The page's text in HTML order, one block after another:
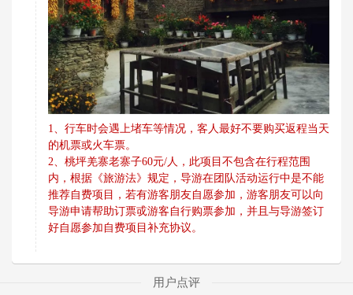
1、行车时会遇上堵车等情况，客人最好不要购买返程当天
的机票或火车票。
2、 桃坪羌寨老寨子60元/人 ， 此项目不包含在行程范围
内，根据《旅游法》规定，导游在团队活动运行中是不能
推荐自费项目，若有游客朋友自愿参加，游客朋友可以向
导游申请帮助订票戓游客自行购票参加，并且与导游签订
好自愿参加自费项目补充协议。
用户点评